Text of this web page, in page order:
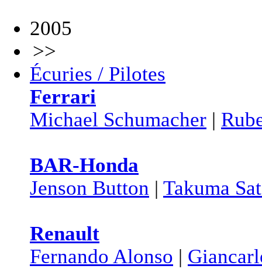
2005
>>
Écuries / Pilotes
Ferrari
Michael Schumacher |
BAR-Honda
Jenson Button | Takuma
Renault
Fernando Alonso |